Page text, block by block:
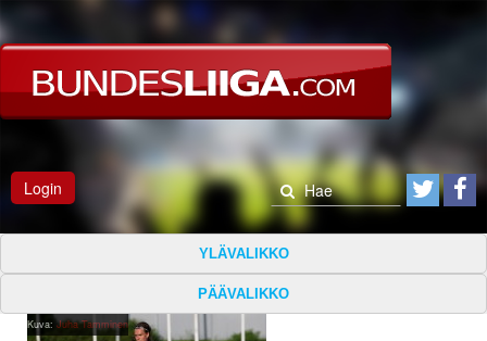
Login
YLÄVALIKKO
PÄÄVALIKKO
Kuva:Juha Tamminen